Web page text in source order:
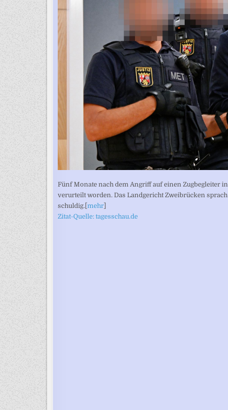
Fünf Monate nach dem Angriff auf einen Zugbegleiter
verurteilt worden. Das Landgericht Zweibrücken
schuldig.[mehr]
Zitat-Quelle: tagesschau.de